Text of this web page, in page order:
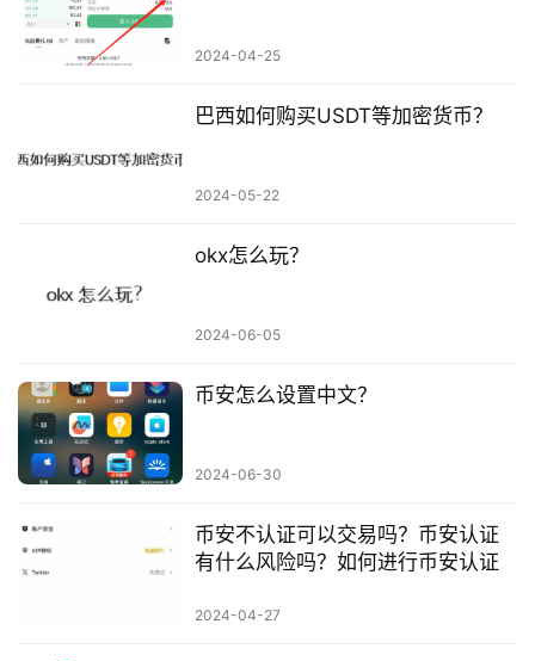
2024-04-25
巴西如何购买USDT等加密货币？
2024-05-22
okx怎么玩？
2024-06-05
币安怎么设置中文？
2024-06-30
币安不认证可以交易吗？币安认证
有什么风险吗？如何进行币安认证
2024-04-27